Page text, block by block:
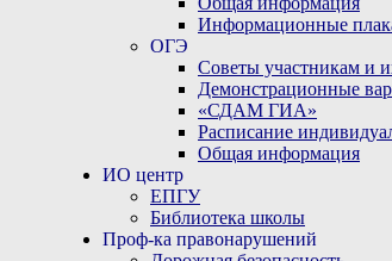
Информационные
ОГЭ
Советы участникам и
Демонстрационные
«СДАМ ГИА»
Расписание
Общая информация
ИО центр
ЕПГУ
Библиотека школы
Проф-ка правонарушений